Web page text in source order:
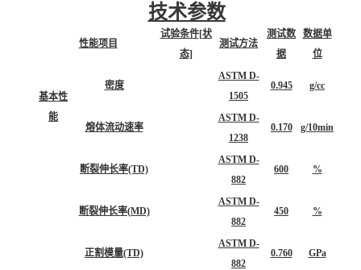
技术参数
性能项目
试验条件[状
态]
测试方法
测试数
据
数据单
位
基本性
能
密度
ASTM D-
1505
0.945 g/cc
熔体流动速率
ASTM D-
1238
0.170 g/10min
断裂伸长率(TD)
ASTM D-
882
600 %
断裂伸长率(MD)
ASTM D-
882
450 %
正割模量(TD)
ASTM D-
882
0.760 GPa